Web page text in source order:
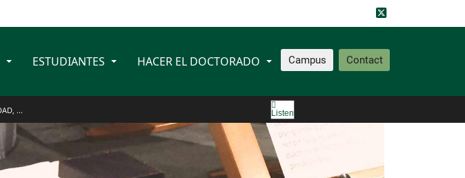
Campus Contact
ESTUDIANTES HACER EL DOCTORADO
... Listen